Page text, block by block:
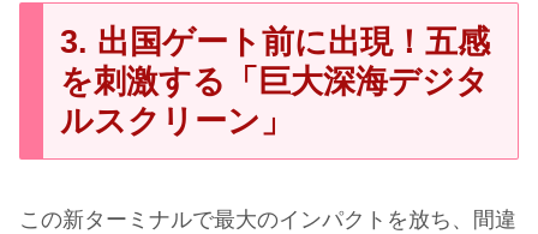
3. 出国ゲート前に出現！五感
を刺激する「巨大深海デジタ
ルスクリーン」
この新ターミナルで最大のインパクトを放ち、間違